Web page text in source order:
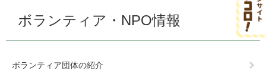
ボランティア・NPO情報
ボランティア団体の紹介